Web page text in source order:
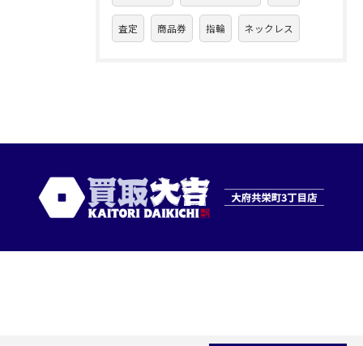
査定 商品券 指輪 ネックレス